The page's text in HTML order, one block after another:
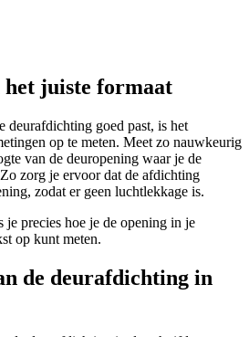
het juiste formaat
deurafdichting goed past, is het
op te meten. Meet zo nauwkeurig
van de deuropening waar je de
zorg je ervoor dat de afdichting
zodat er geen luchtlekkage is.
je precies hoe je de opening in je
op kunt meten.
de deurafdichting in